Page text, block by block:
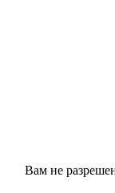
Вам не разрешено